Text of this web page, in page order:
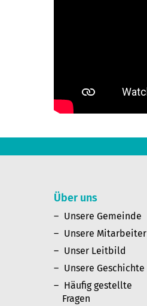
Über uns
Unsere Gemeinde
Unsere Mitarbeiter
Unser Leitbild
Unsere Geschichte
Häufig gestellte
Fragen